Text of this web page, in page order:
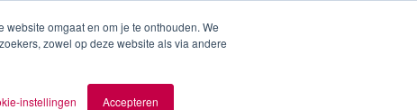
omgaat en om je te onthouden. We
zowel op deze website als via andere
instellingen Accepteren